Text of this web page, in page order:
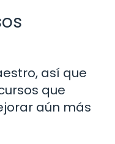
así que
que
aún más